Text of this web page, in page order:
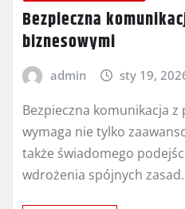
Bezpieczna
biznesowymi
admin sty 19,
Bezpieczna komunikacja
wymaga nie tylko
także świadomego
wdrożenia spójnych